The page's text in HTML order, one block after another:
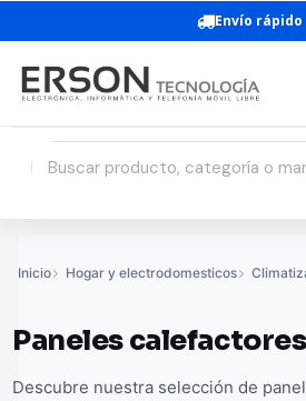
Envío rápido
Inicio Hogar y electrodomesticos
Paneles calefactores
Descubre nuestra selección de